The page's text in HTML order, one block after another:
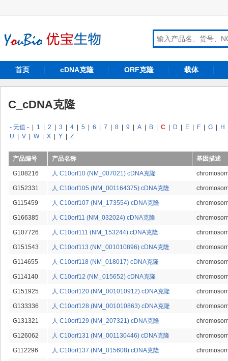
首页 cDNA克隆 ORF克隆 载体
C_cDNA克隆
- 无值 - 1 2 3 4 5 6 7 8 9 A B C D E F G
H
U
V W X Y Z
产品编号 产品名称 基因描述
G108216 人 C10orf10 (NM_007021) cDNA克隆
G152331 人 C10orf105 (NM_001164375) cDNA克隆
G115459 人 C10orf107 (NM_173554) cDNA克隆
G166385 人 C10orf11 (NM_032024) cDNA克隆
G107726 人 C10orf111 (NM_153244) cDNA克隆
G151543 人 C10orf113 (NM_001010896) cDNA克隆
G114655 人 C10orf118 (NM_018017) cDNA克隆
G114140 人 C10orf12 (NM_015652) cDNA克隆
G151925 人 C10orf120 (NM_001010912) cDNA克隆
G133336 人 C10orf128 (NM_001010863) cDNA克隆
G131321 人 C10orf129 (NM_207321) cDNA克隆
G126062 人 C10orf131 (NM_001130446) cDNA克隆
G112296 人 C10orf137 (NM_015608) cDNA克隆